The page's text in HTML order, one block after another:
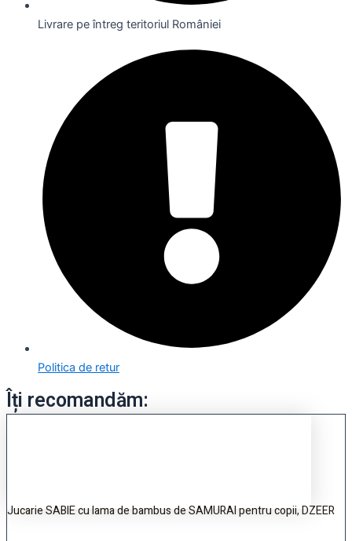
Livrare pe întreg teritoriul României
Politica de retur
Îți recomandăm:
Jucarie SABIE cu lama de bambus de SAMURAI pentru copii, DZEER